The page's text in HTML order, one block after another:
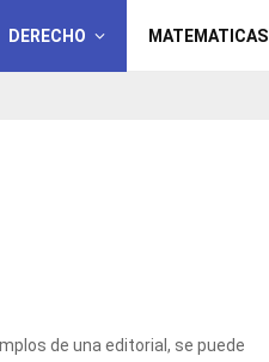
DERECHO MATEMATICAS
de una editorial, se puede